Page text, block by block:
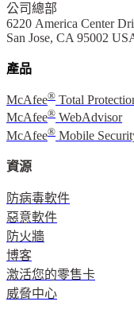
公司總部
6220 America Center
San Jose, CA 95002
產品
McAfee® Total
McAfee® WebAdvisor
McAfee® Mobile
資源
防病毒軟件
惡意軟件
防火牆
博客
激活您的零售卡
威脅中心